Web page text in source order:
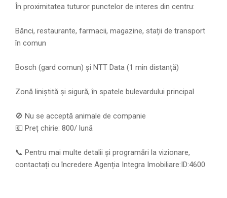
În proximitatea tuturor punctelor de interes din centru:
Bănci, restaurante, farmacii, magazine, stații de transport
în comun
Bosch (gard comun) și NTT Data (1 min distanță)
Zonă liniștită și sigură, în spatele bulevardului principal
🚫 Nu se acceptă animale de companie
💶 Preț chirie: 800/ lună
📞 Pentru mai multe detalii și programări la vizionare,
contactați cu încredere Agenția Integra Imobiliare:ID:4600